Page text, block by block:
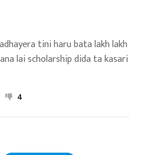
tini haru bata lakh lakh
lai scholarship dida ta kasari
4